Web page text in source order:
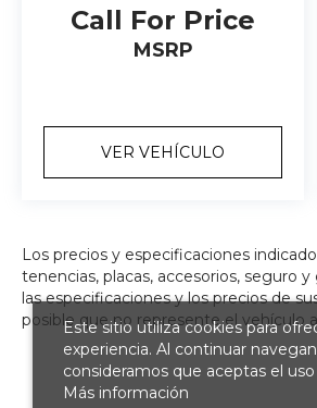
Call For Price
MSRP
VER VEHÍCULO
Los precios y especificaciones
tenencias, placas, accesorios, seguro
las especificaciones y los precios de
posible que no represente el vehículo
Este sitio utiliza cookies para
experiencia. Al continuar
consideramos que aceptas el
Más información